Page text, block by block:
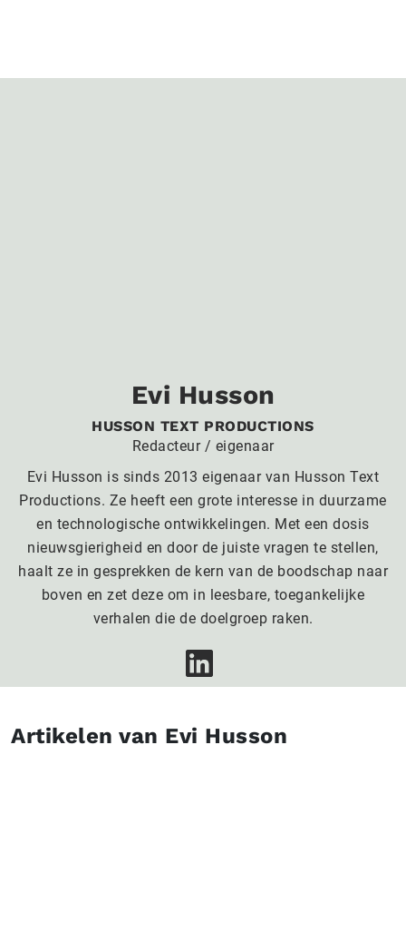
Evi Husson
HUSSON TEXT PRODUCTIONS
Redacteur / eigenaar
Evi Husson is sinds 2013 eigenaar van Husson Text
Productions. Ze heeft een grote interesse in duurzame
en technologische ontwikkelingen. Met een dosis
nieuwsgierigheid en door de juiste vragen te stellen,
haalt ze in gesprekken de kern van de boodschap naar
boven en zet deze om in leesbare, toegankelijke
verhalen die de doelgroep raken.
Artikelen van Evi Husson